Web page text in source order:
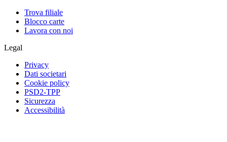
Trova filiale
Blocco carte
Lavora con noi
Legal
Privacy
Dati societari
Cookie policy
PSD2-TPP
Sicurezza
Accessibilità